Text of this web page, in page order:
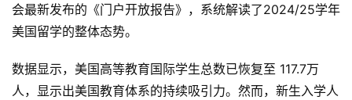
会最新发布的《门户开放报告》，系统解读了2024/25学年
美国留学的整体态势。
数据显示，美国高等教育国际学生总数已恢复至 117.7万
人，显示出美国教育体系的持续吸引力。然而，新生入学人